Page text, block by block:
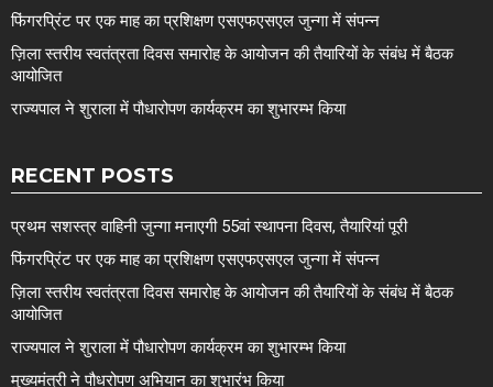
फिंगरप्रिंट पर एक माह का प्रशिक्षण एसएफएसएल जुन्गा में संपन्न
ज़िला स्तरीय स्वतंत्रता दिवस समारोह के आयोजन की तैयारियों के संबंध में बैठक
आयोजित
राज्यपाल ने शुराला में पौधारोपण कार्यक्रम का शुभारम्भ किया
RECENT POSTS
प्रथम सशस्त्र वाहिनी जुन्गा मनाएगी 55वां स्थापना दिवस, तैयारियां पूरी
फिंगरप्रिंट पर एक माह का प्रशिक्षण एसएफएसएल जुन्गा में संपन्न
ज़िला स्तरीय स्वतंत्रता दिवस समारोह के आयोजन की तैयारियों के संबंध में बैठक
आयोजित
राज्यपाल ने शुराला में पौधारोपण कार्यक्रम का शुभारम्भ किया
मुख्यमंत्री ने पौधरोपण अभियान का शुभारंभ किया